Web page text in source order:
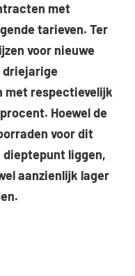
met
tarieven. Ter
voor nieuwe
respectievelijk
Hoewel de
voor dit
dieptepunt liggen,
aanzienlijk lager